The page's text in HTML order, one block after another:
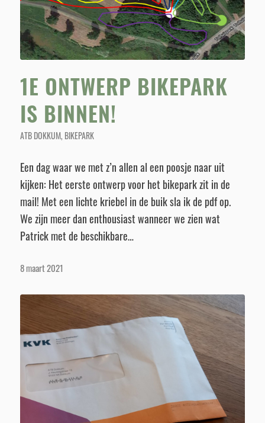
1E ONTWERP BIKEPARK
IS BINNEN!
ATB DOKKUM, BIKEPARK
Een dag waar we met z’n allen al een poosje naar uit
kijken: Het eerste ontwerp voor het bikepark zit in de
mail! Met een lichte kriebel in de buik sla ik de pdf op.
We zijn meer dan enthousiast wanneer we zien wat
Patrick met de beschikbare…
8 maart 2021